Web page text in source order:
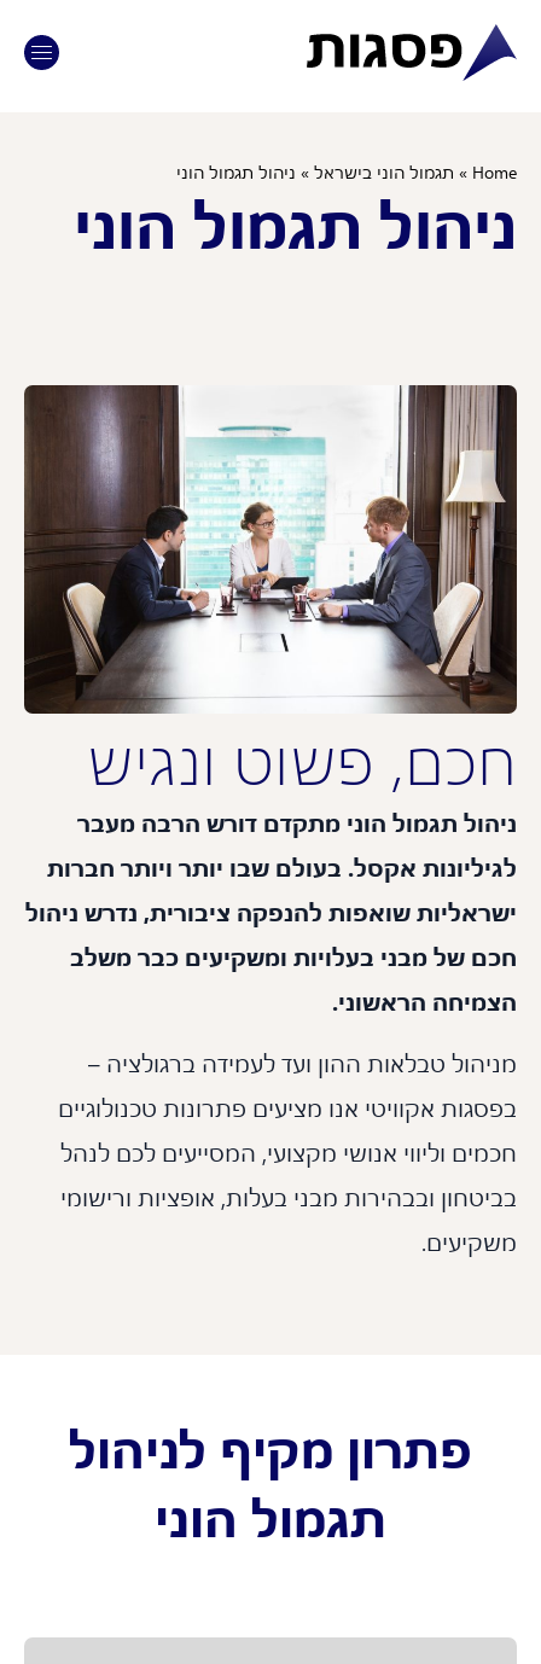
»תגמול הוני בישראל»ניהול תגמול הוני
תגמול הוני
פשוט ונגיש
תגמול הוני מתקדם דורש הרבה מעבר
אקסל. בעולם שבו יותר ויותר חברות
שואפות להנפקה ציבורית, נדרש ניהול
של מבני בעלויות ומשקיעים כבר משלב
הראשוני.
טבלאות ההון ועד לעמידה ברגולציה –
אקוויטי אנו מציעים פתרונות טכנולוגיים
וליווי אנושי מקצועי, המסייעים לכם לנהל
ובבהירות מבני בעלות, אופציות ורישומי
פתרון מקיף לניהול
תגמול הוני